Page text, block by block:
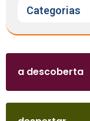
Categorias
a descoberta